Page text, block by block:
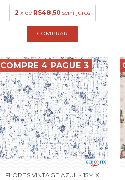
2 x de R$48,50 sem juros
COMPRE 4 PAGUE 3
FLORES VINTAGE AZUL - 15M X